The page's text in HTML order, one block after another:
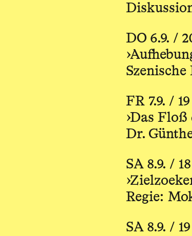
DO 6.9. /
FR 7.9. /
›Das
Dr.
SA 8.9. /
Regie:
SA 8.9. /